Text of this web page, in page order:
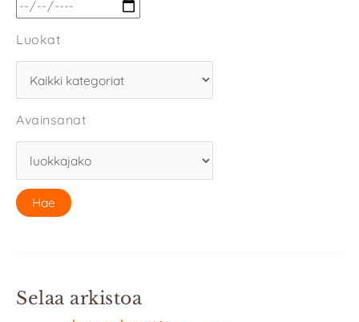
Luokat
Avainsanat
Selaa arkistoa